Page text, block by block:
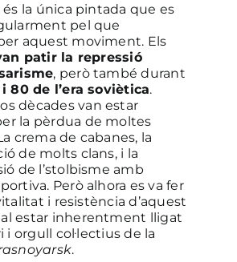
és la única pintada que es
pel que
aquest moviment. Els
patir la repressió
, però també durant
80 de l’era soviètica.
dècades van estar
la pèrdua de moltes
crema de cabanes, la
de molts clans, i la
de l’stolbisme amb
Però alhora es va fer
i resistència d’aquest
estar inherentment lligat
i orgull col·lectius de la
.